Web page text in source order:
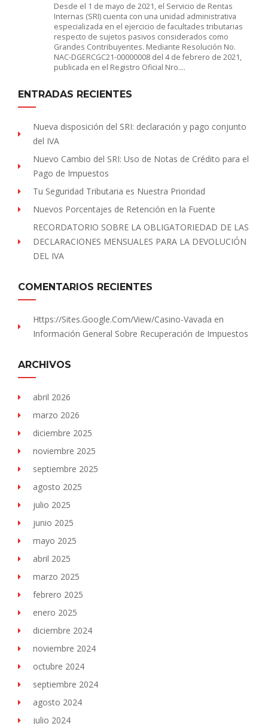
Desde el 1 de mayo de 2021, el Servicio de Rentas
Internas (SRI) cuenta con una unidad administrativa
especializada en el ejercicio de facultades tributarias
respecto de sujetos pasivos considerados como
Grandes Contribuyentes. Mediante Resolución No.
NAC-DGERCGC21-00000008 del 4 de febrero de 2021,
publicada en el Registro Oficial Nro….
ENTRADAS RECIENTES
Nueva disposición del SRI: declaración y pago conjunto
del IVA
Nuevo Cambio del SRI: Uso de Notas de Crédito para el
Pago de Impuestos
Tu Seguridad Tributaria es Nuestra Prioridad
Nuevos Porcentajes de Retención en la Fuente
RECORDATORIO SOBRE LA OBLIGATORIEDAD DE LAS
DECLARACIONES MENSUALES PARA LA DEVOLUCIÓN
DEL IVA
COMENTARIOS RECIENTES
Https://sites.Google.com/view/Casino-Vavada en
Información General Sobre Recuperación de Impuestos
ARCHIVOS
abril 2026
marzo 2026
diciembre 2025
noviembre 2025
septiembre 2025
agosto 2025
julio 2025
junio 2025
mayo 2025
abril 2025
marzo 2025
febrero 2025
enero 2025
diciembre 2024
noviembre 2024
octubre 2024
septiembre 2024
agosto 2024
julio 2024